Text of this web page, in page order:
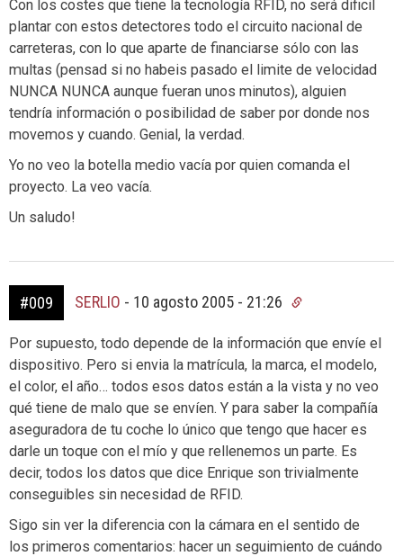
Con los costes que tiene la tecnología RFID, no será dificil
plantar con estos detectores todo el circuito nacional de
carreteras, con lo que aparte de financiarse sólo con las
multas (pensad si no habeis pasado el limite de velocidad
NUNCA NUNCA aunque fueran unos minutos), alguien
tendría información o posibilidad de saber por donde nos
movemos y cuando. Genial, la verdad.
Yo no veo la botella medio vacía por quien comanda el
proyecto. La veo vacía.
Un saludo!
#009 SERLIO - 10 agosto 2005 - 21:26
Por supuesto, todo depende de la información que envíe el
dispositivo. Pero si envia la matrícula, la marca, el modelo,
el color, el año… todos esos datos están a la vista y no veo
qué tiene de malo que se envíen. Y para saber la compañía
aseguradora de tu coche lo único que tengo que hacer es
darle un toque con el mío y que rellenemos un parte. Es
decir, todos los datos que dice Enrique son trivialmente
conseguibles sin necesidad de RFID.
Sigo sin ver la diferencia con la cámara en el sentido de
los primeros comentarios: hacer un seguimiento de cuándo